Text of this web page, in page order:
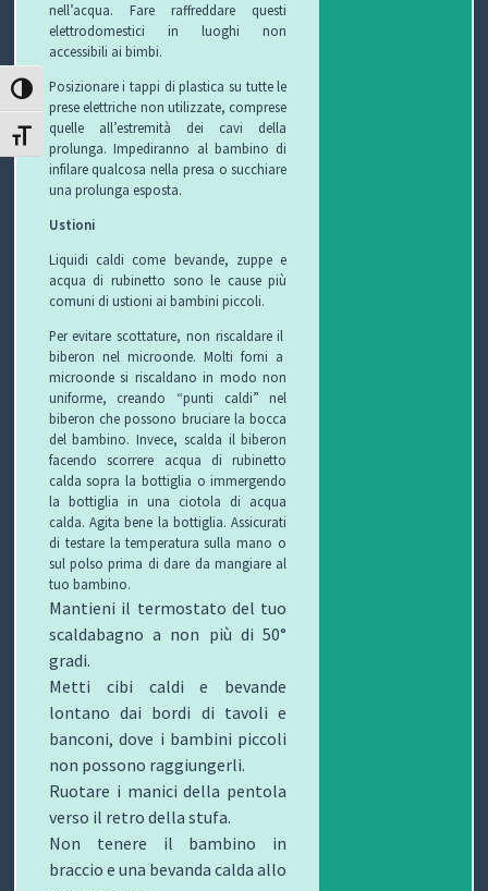
ATTIVA/DISATTIVA ALTO CONTRASTO
ATTIVA/DISATTIVA DIMENSIONE TESTO
nell’acqua. Fare raffreddare questi
elettrodomestici in luoghi non
accessibili ai bimbi.
Posizionare i tappi di plastica su tutte le
prese elettriche non utilizzate, comprese
quelle all’estremità dei cavi della
prolunga. Impediranno al bambino di
infilare qualcosa nella presa o succhiare
una prolunga esposta.
Ustioni
Liquidi caldi come bevande, zuppe e
acqua di rubinetto sono le cause più
comuni di ustioni ai bambini piccoli.
Per evitare scottature, non riscaldare il
biberon nel microonde. Molti forni a
microonde si riscaldano in modo non
uniforme, creando “punti caldi” nel
biberon che possono bruciare la bocca
del bambino. Invece, scalda il biberon
facendo scorrere acqua di rubinetto
calda sopra la bottiglia o immergendo
la bottiglia in una ciotola di acqua
calda. Agita bene la bottiglia. Assicurati
di testare la temperatura sulla mano o
sul polso prima di dare da mangiare al
tuo bambino.
Mantieni il termostato del tuo
scaldabagno a non più di 50°
gradi.
Metti cibi caldi e bevande
lontano dai bordi di tavoli e
banconi, dove i bambini piccoli
non possono raggiungerli.
Ruotare i manici della pentola
verso il retro della stufa.
Non tenere il bambino in
braccio e una bevanda calda allo